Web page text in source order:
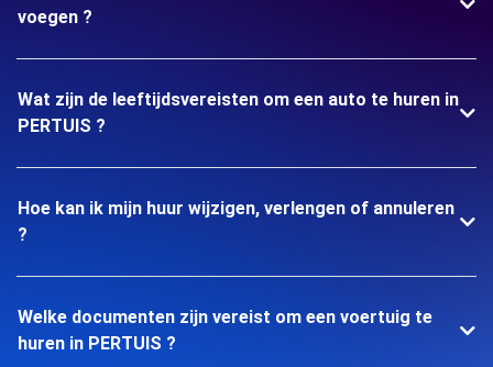
voegen ?
Wat zijn de leeftijdsvereisten om een auto te huren in
PERTUIS ?
Hoe kan ik mijn huur wijzigen, verlengen of annuleren
?
Welke documenten zijn vereist om een voertuig te
huren in PERTUIS ?